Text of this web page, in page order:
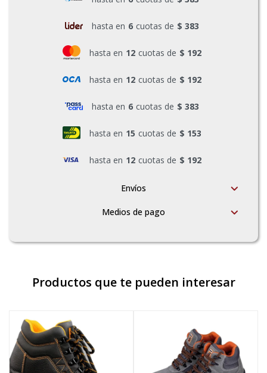
hasta en 6 cuotas de $ 383
hasta en 12 cuotas de $ 192
hasta en 12 cuotas de $ 192
hasta en 6 cuotas de $ 383
hasta en 15 cuotas de $ 153
hasta en 12 cuotas de $ 192
Envíos
Medios de pago
Productos que te pueden interesar